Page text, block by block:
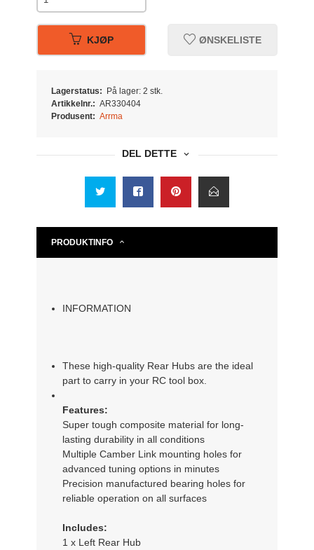
KJØP ØNSKELISTE
Lagerstatus:
På lager: 2 stk.
Artikkelnr.: AR330404
Produsent: Arrma
DEL DETTE
PRODUKTINFO
INFORMATION
These high-quality Rear Hubs are the ideal
part to carry in your RC tool box.
Features:
Super tough composite material for long-
lasting durability in all conditions
Multiple Camber Link mounting holes for
advanced tuning options in minutes
Precision manufactured bearing holes for
reliable operation on all surfaces
Includes:
1 x Left Rear Hub